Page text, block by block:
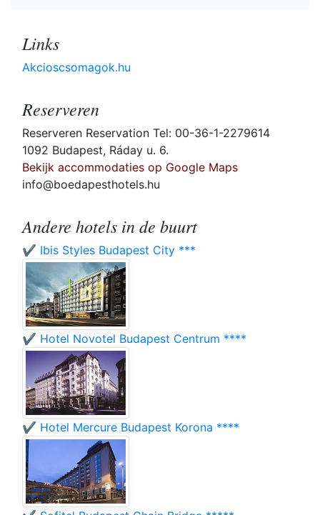
Links
Akcioscsomagok.hu
Reserveren
Reserveren Reservation Tel: 00-36-1-2279614
1092 Budapest, Ráday u. 6.
Bekijk accommodaties op Google Maps
info@boedapesthotels.hu
Andere hotels in de buurt
✔️ Ibis Styles Budapest City ***
✔️ Hotel Novotel Budapest Centrum ****
✔️ Hotel Mercure Budapest Korona ****